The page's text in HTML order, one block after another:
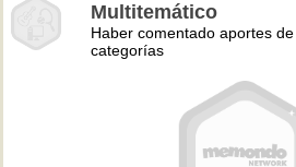
Multitemático
Haber comentado aportes
categorías